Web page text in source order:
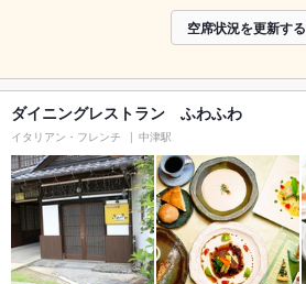
空席状況を更新する
ダイニングレストラン ふわふわ
イタリアン・フレンチ 中津駅